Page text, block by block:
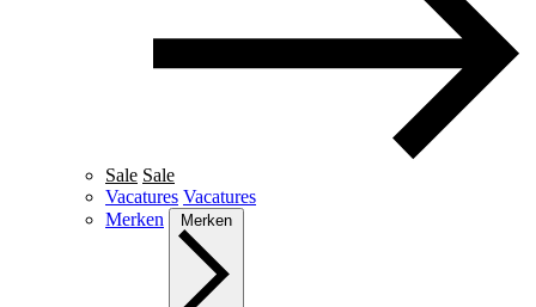
Sale Sale
Vacatures Vacatures
Merken
Merken